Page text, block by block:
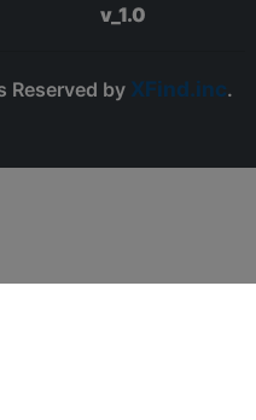
v_1.0
Reserved by XFind.inc.